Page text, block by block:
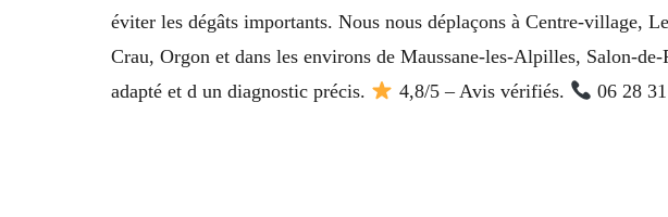
éviter les dégâts importants. Nous nous déplaçons à Centre-village,
Crau, Orgon et dans les environs de Maussane-les-Alpilles, Salon-
adapté et d un diagnostic précis.
4,8/5 – Avis vérifiés. 06 28